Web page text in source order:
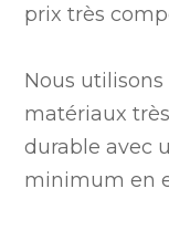
prix très
Nous
matériaux
durable avec
minimum en